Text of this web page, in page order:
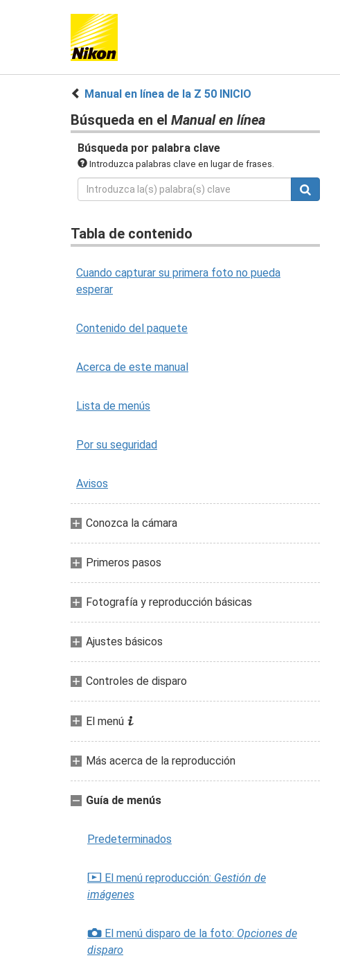
Manual en línea de la Z 50 INICIO
Búsqueda en el Manual en línea
Búsqueda por palabra clave
Introduzca palabras clave en lugar de frases.
Tabla de contenido
Cuando capturar su primera foto no pueda
esperar
Contenido del paquete
Acerca de este manual
Lista de menús
Por su seguridad
Avisos
Conozca la cámara
Primeros pasos
Fotografía y reproducción básicas
Ajustes básicos
Controles de disparo
El menú i
Más acerca de la reproducción
Guía de menús
Predeterminados
D El menú reproducción: Gestión de
imágenes
C El menú disparo de la foto: Opciones de
disparo